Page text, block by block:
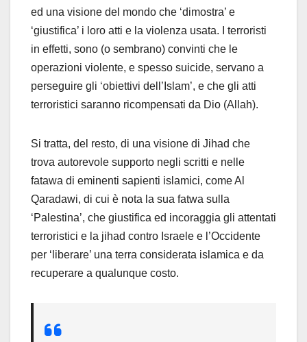
ed una visione del mondo che ‘dimostra’ e
‘giustifica’ i loro atti e la violenza usata. I terroristi
in effetti, sono (o sembrano) convinti che le
operazioni violente, e spesso suicide, servano a
perseguire gli ‘obiettivi dell’Islam’, e che gli atti
terroristici saranno ricompensati da Dio (Allah).
Si tratta, del resto, di una visione di Jihad che
trova autorevole supporto negli scritti e nelle
fatawa di eminenti sapienti islamici, come Al
Qaradawi, di cui è nota la sua fatwa sulla
‘Palestina’, che giustifica ed incoraggia gli attentati
terroristici e la jihad contro Israele e l’Occidente
per ‘liberare’ una terra considerata islamica e da
recuperare a qualunque costo.